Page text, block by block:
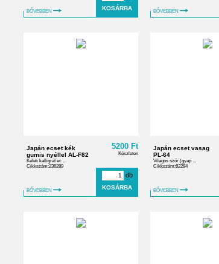
BŐVEBBEN BŐVEBBEN
Japán ecset kék
gumis nyéllel AL-F82
Keleti kalligráf ec ...
Cikkszám:236289
BŐVEBBEN
5200 Ft
Készleten
db
Japán ecset vasag
PL-64
Világos szőr (gyap ...
Cikkszám:62284
BŐVEBBEN